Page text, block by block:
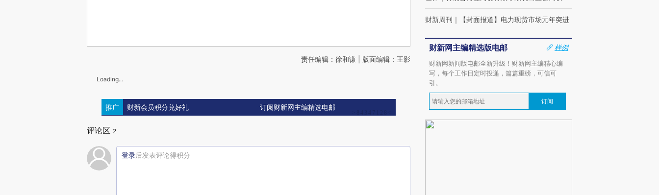
责任编辑：徐和谦 | 版面编辑：王影
Loading...
推广 财新会员积分兑好礼 订阅财新网主编精选电邮
评论区 2
登录后发表评论得积分
财新周刊 ｜ 【封面报道】电力现货市场元年突进
财新网主编精选版电邮
样例
财新网新闻版电邮全新升级！财新网主编精心编
写，每个工作日定时投递，篇篇重磅，可信可
引。
订阅